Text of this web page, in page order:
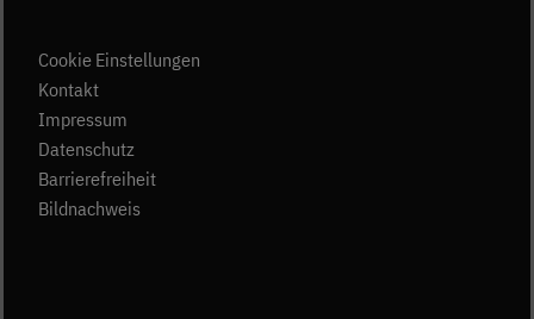
Cookie Einstellungen
Kontakt(öffnet in neuem Tab)
Impressum
Datenschutz
Barrierefreiheit
Bildnachweis